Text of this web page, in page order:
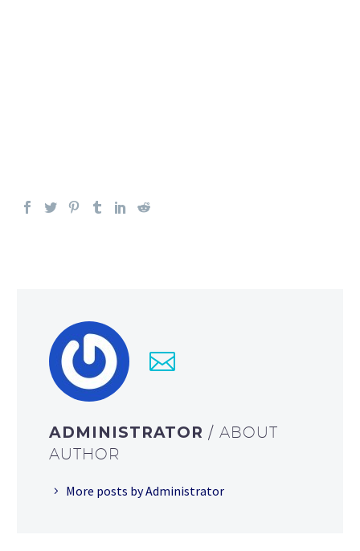
ADMINISTRATOR/ ABOUT
AUTHOR
More posts by Administrator